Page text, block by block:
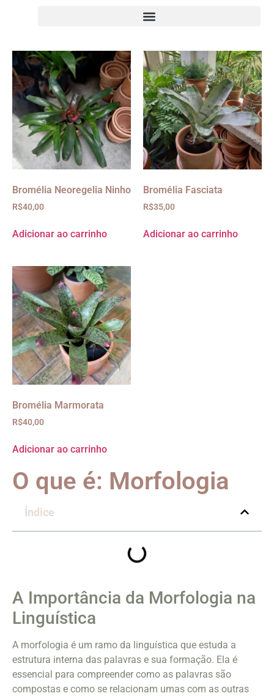
Bromélia Neoregelia Ninho
R$40,00
Adicionar ao carrinho
Bromélia Fasciata
R$35,00
Adicionar ao carrinho
Bromélia Marmorata
R$40,00
Adicionar ao carrinho
O que é: Morfologia
Índice
A Importância da Morfologia na
Linguística
A morfologia é um ramo da linguística que estuda a
estrutura interna das palavras e sua formação. Ela é
essencial para compreender como as palavras são
compostas e como se relacionam umas com as outras